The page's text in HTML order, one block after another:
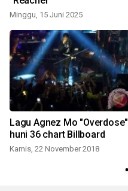
Minggu, 15 Juni 2025
Lagu Agnez Mo "Overdose"
huni 36 chart Billboard
Kamis, 22 November 2018